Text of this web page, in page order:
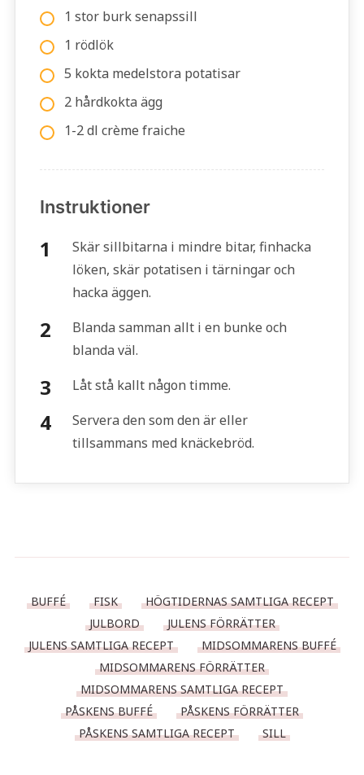
1 stor burk senapssill
1 rödlök
5 kokta medelstora potatisar
2 hårdkokta ägg
1-2 dl crème fraiche
Instruktioner
Skär sillbitarna i mindre bitar, finhacka
löken, skär potatisen i tärningar och
hacka äggen.
Blanda samman allt i en bunke och
blanda väl.
Låt stå kallt någon timme.
Servera den som den är eller
tillsammans med knäckebröd.
BUFFÉ FISK
HÖGTIDERNAS SAMTLIGA RECEPT
JULBORD
JULENS FÖRRÄTTER
JULENS SAMTLIGA RECEPT
MIDSOMMARENS BUFFÉ
MIDSOMMARENS FÖRRÄTTER
MIDSOMMARENS SAMTLIGA RECEPT
PÅSKENS BUFFÉ
PÅSKENS FÖRRÄTTER
PÅSKENS SAMTLIGA RECEPT
SILL